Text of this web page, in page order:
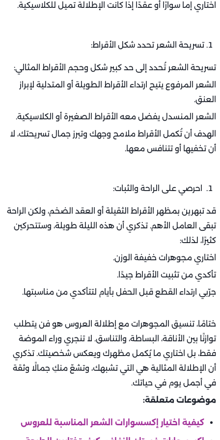
اختاري إما سوارًا أو عقدًا إذا كانت الإطلالة تميل للكلاسيكية.
تسريحة الشعر تحدد شكل الأقراط:
تسريحة الشعر تُحدد إلى حد كبير شكل وحجم الأقراط المثالي:
الشعر المرفوع يتيح ارتداء الأقراط الطويلة أو المتدلية لإبراز
العنق.
الشعر المنسدل يفضل معه الأقراط الصغيرة أو الكلاسيكية.
الهدف أن تُكمل الأقراط ملامح وجهك وتبرز جمال تسريحتك، لا
أن تخفيها أو تتنافس معها.
احرصي على الراحة والثبات:
قد تبهرين بمظهر الأقراط الثقيلة أو العقد الضخم، ولكن الراحة
تبقى العامل الأهم. تذكري أن هذه الليلة طويلة، وستتحركين
كثيرًا، لذلك:
اختاري مجوهرات خفيفة الوزن.
تأكدي من تثبيت الأقراط جيدًا.
جرّبي ارتداء القطع قبل الحفل بأيام لتتأكدي من مناسبتها.
ختامًا، تنسيق المجوهرات مع إطلالة العروس هو فن يتطلب
توازنًا بين الأناقة، البساطة، والتناسق. لا تنجري وراء الموضة
فقط، بل اختاري ما يُكمل مظهرك ويعكس شخصيتك. تذكري
أن الإطلالة المثالية هي التي تشبهك، وتشعّ منكِ جمالًا وثقة
في أجمل يوم في حياتك.
موضوعات متعلقة:
كيفية اختيار إكسسوارات الشعر المناسبة للعروس